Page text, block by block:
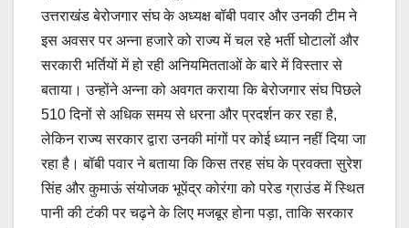
उत्तराखंड बेरोजगार संघ के अध्यक्ष बॉबी पवार और उनकी टीम ने
इस अवसर पर अन्ना हजारे को राज्य में चल रहे भर्ती घोटालों और
सरकारी भर्तियों में हो रही अनियमितताओं के बारे में विस्तार से
बताया। उन्होंने अन्ना को अवगत कराया कि बेरोजगार संघ पिछले
510 दिनों से अधिक समय से धरना और प्रदर्शन कर रहा है,
लेकिन राज्य सरकार द्वारा उनकी मांगों पर कोई ध्यान नहीं दिया जा
रहा है। बॉबी पवार ने बताया कि किस तरह संघ के प्रवक्ता सुरेश
सिंह और कुमाऊं संयोजक भूपेंद्र कोरंगा को परेड ग्राउंड में स्थित
पानी की टंकी पर चढ़ने के लिए मजबूर होना पड़ा, ताकि सरकार